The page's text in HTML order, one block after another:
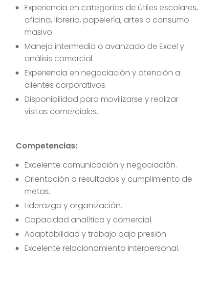
Experiencia en categorías de útiles escolares,
oficina, librería, papelería, artes o consumo
masivo.
Manejo intermedio o avanzado de Excel y
análisis comercial.
Experiencia en negociación y atención a
clientes corporativos.
Disponibilidad para movilizarse y realizar
visitas comerciales.
Competencias:
Excelente comunicación y negociación.
Orientación a resultados y cumplimiento de
metas.
Liderazgo y organización.
Capacidad analítica y comercial.
Adaptabilidad y trabajo bajo presión.
Excelente relacionamiento interpersonal.